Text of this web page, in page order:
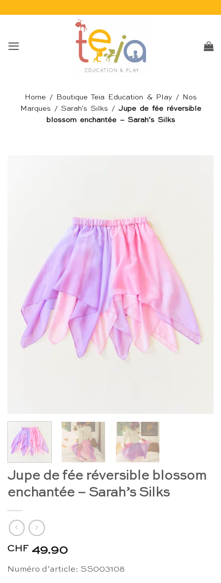
Home / Boutique Teia Education & Play/
Nos
Marques / Sarah's Silks / Jupe de fée réversible
blossom enchantée – Sarah’s Silks
Jupe de fée réversible blossom
enchantée – Sarah’s Silks
CHF 49.90
Numéro d’article: SS003108